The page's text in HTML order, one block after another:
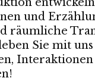
und
räumliche
Sie mit uns
Interaktionen